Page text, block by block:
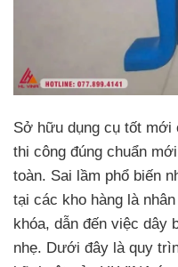
Sở hữu dụng cụ tốt mới
thi công đúng chuẩn
toàn. Sai lầm phổ biến
tại các kho hàng là
khóa, dẫn đến việc dây
nhẹ. Dưới đây là quy